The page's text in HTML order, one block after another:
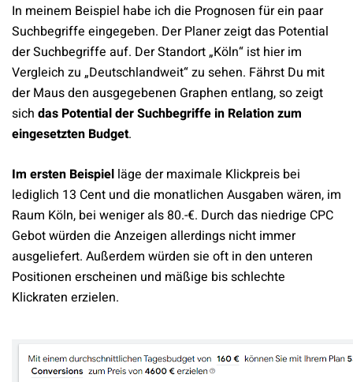
In meinem Beispiel habe ich die Prognosen für ein paar
Suchbegriffe eingegeben. Der Planer zeigt das Potential
der Suchbegriffe auf. Der Standort „Köln“ ist hier im
Vergleich zu „Deutschlandweit“ zu sehen. Fährst Du mit
der Maus den ausgegebenen Graphen entlang, so zeigt
sich das Potential der Suchbegriffe in Relation zum
eingesetzten Budget.
Im ersten Beispiel läge der maximale Klickpreis bei
lediglich 13 Cent und die monatlichen Ausgaben wären, im
Raum Köln, bei weniger als 80.-€. Durch das niedrige CPC
Gebot würden die Anzeigen allerdings nicht immer
ausgeliefert. Außerdem würden sie oft in den unteren
Positionen erscheinen und mäßige bis schlechte
Klickraten erzielen.